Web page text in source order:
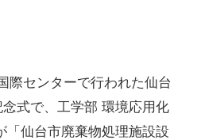
際センターで行われた仙台
式で、工学部 環境応用化
「仙台市廃棄物処理施設設